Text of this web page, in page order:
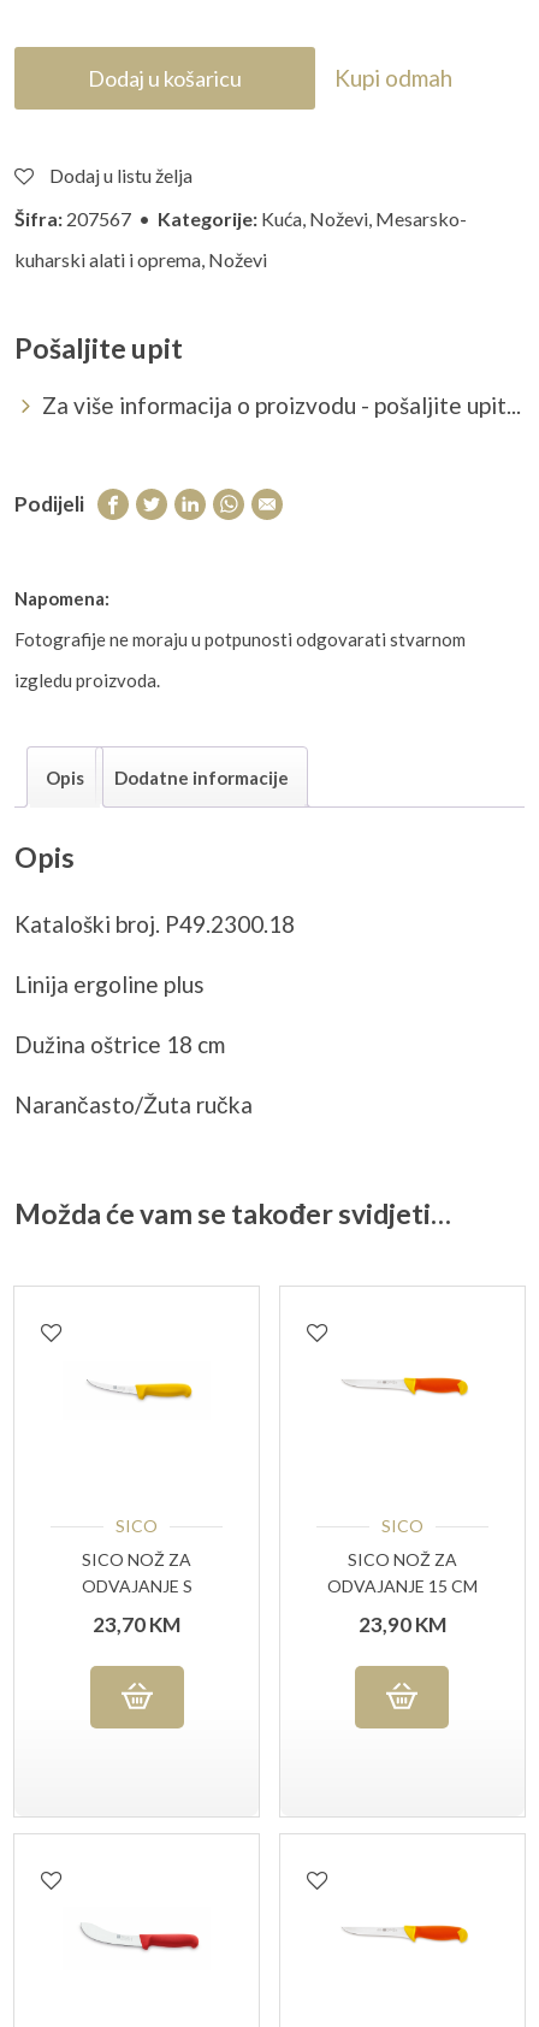
Dodaj u košaricu Kupi odmah
Dodaj u listu želja
Šifra: 207567 • Kategorije: Kuća, Noževi, Mesarsko-
kuharski alati i oprema, Noževi
Pošaljite upit
Za više informacija o proizvodu - pošaljite upit...
Podijeli
Napomena:
Fotografije ne moraju u potpunosti odgovarati stvarnom
izgledu proizvoda.
Opis Dodatne informacije
Opis
Kataloški broj. P49.2300.18
Linija ergoline plus
Dužina oštrice 18 cm
Narančasto/Žuta ručka
Možda će vam se također svidjeti…
SICO
SICO NOŽ ZA
ODVAJANJE S
ŽUTA RUČKA
23,70KM
SICO
SICO NOŽ ZA
ODVAJANJE 15 CM
23,90KM